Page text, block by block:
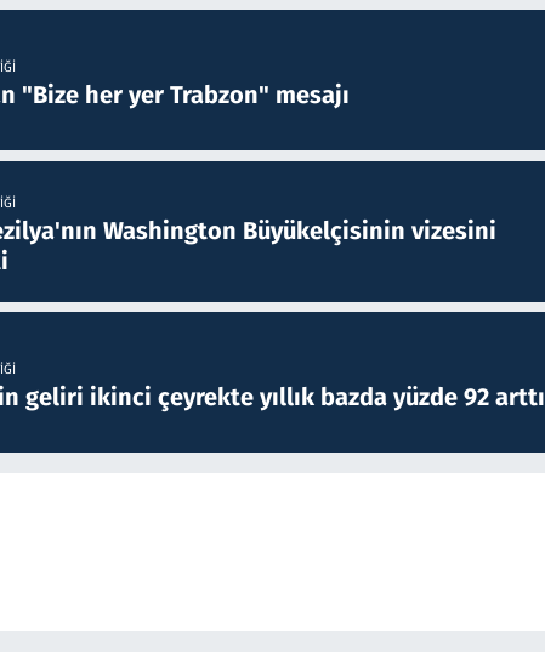
"Bize her yer Trabzon" mesajı
Washington Büyükelçisinin vizesini
geliri ikinci çeyrekte yıllık bazda yüzde 92 arttı